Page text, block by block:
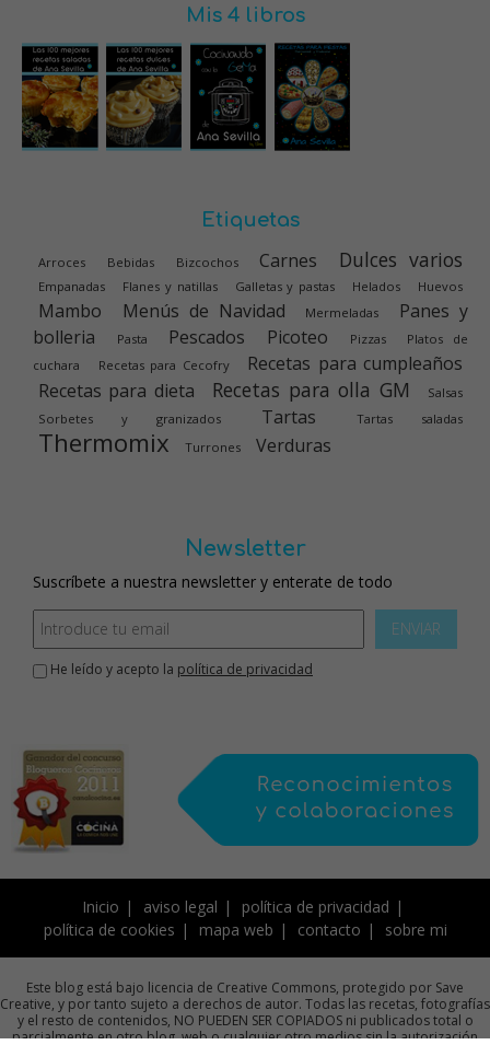
Mis 4 libros
Etiquetas
Arroces Bebidas Bizcochos Carnes Dulces varios
Empanadas Flanes y natillas Galletas y pastas Helados Huevos
Mambo Menús de Navidad Mermeladas
Panes y
bolleria
Pasta Pescados Picoteo Pizzas
Platos de
cuchara
Recetas para Cecofry
Recetas para cumpleaños
Recetas para dieta
Recetas para olla GM
Salsas
Sorbetes y granizados
Tartas Tartas saladas
Thermomix Turrones Verduras
Newsletter
Suscríbete a nuestra newsletter y enterate de todo
ENVIAR
He leído y acepto la política de privacidad
Inicio aviso legal
política de privacidad
política de cookies
mapa web contacto sobre mi
Este blog está bajo licencia de Creative Commons, protegido por Save
Creative, y por tanto sujeto a derechos de autor. Todas las recetas, fotografías
y el resto de contenidos, NO PUEDEN SER COPIADOS ni publicados total o
parcialmente en otro blog, web o cualquier otro medios sin la autorización